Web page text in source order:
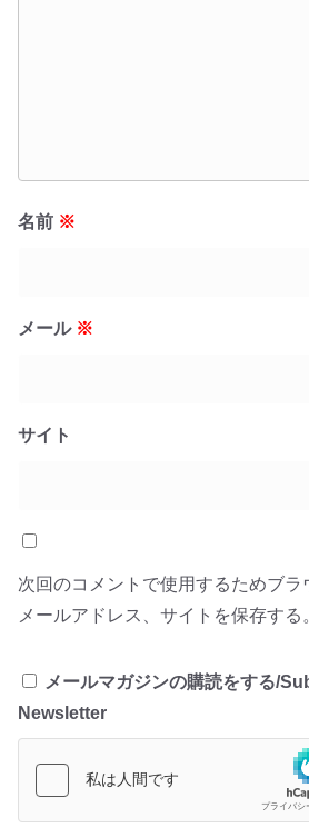
名前 ※
メール ※
サイト
次回のコメントで使用するためブラ
メールアドレス、サイトを保存する
メールマガジンの購読をする/
Newsletter